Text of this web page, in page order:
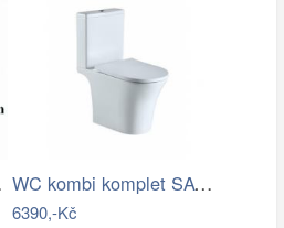
WC kombi komplet SAT Brevis včetně…
6390,-Kč